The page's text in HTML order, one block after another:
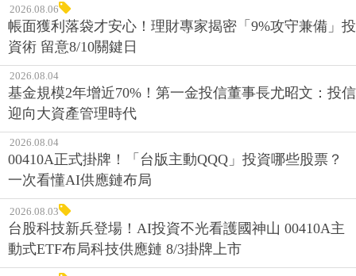
2026.08.06
帳面獲利落袋才安心！理財專家揭密「9%攻守兼備」投
資術 留意8/10關鍵日
2026.08.04
基金規模2年增近70%！第一金投信董事長尤昭文：投信
迎向大資產管理時代
2026.08.04
00410A正式掛牌！「台版主動QQQ」投資哪些股票？
一次看懂AI供應鏈布局
2026.08.03
台股科技新兵登場！AI投資不光看護國神山 00410A主
動式ETF布局科技供應鏈 8/3掛牌上市